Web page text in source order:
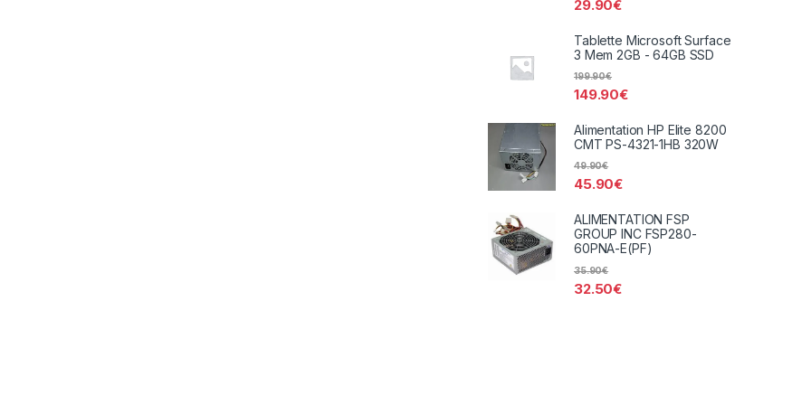
29.90€
Tablette Microsoft Surface
3 Mem 2GB - 64GB SSD
149.90€
199.90€
Alimentation HP Elite 8200
CMT PS-4321-1HB 320W
45.90€
49.90€
ALIMENTATION FSP
GROUP INC FSP280-
60PNA-E(PF)
32.50€
35.90€